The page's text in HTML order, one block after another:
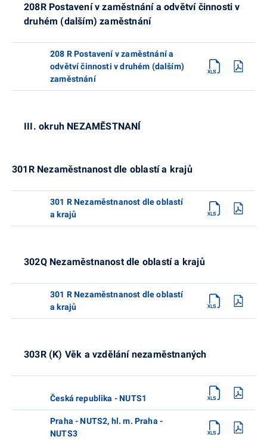
208R Postavení v zaměstnání a odvětví činnosti v
druhém (dalším) zaměstnání
208 R Postavení v zaměstnání a
odvětví činnosti v druhém (dalším)
zaměstnání
III. okruh NEZAMĚSTNANÍ
301R Nezaměstnanost dle oblastí a krajů
301 R Nezaměstnanost dle oblastí
a krajů
302Q Nezaměstnanost dle oblastí a krajů
301 R Nezaměstnanost dle oblastí
a krajů
303R (K) Věk a vzdělání nezaměstnaných
Česká republika - NUTS1
Praha - NUTS2, hl. m. Praha -
NUTS3